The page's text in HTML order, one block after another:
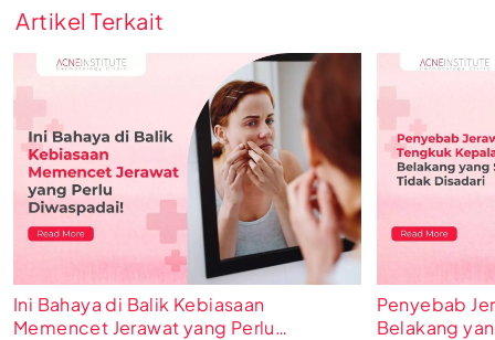
Artikel Terkait
Ini Bahaya di Balik Kebiasaan
Memencet Jerawat yang Perlu
Penyebab
Belakang